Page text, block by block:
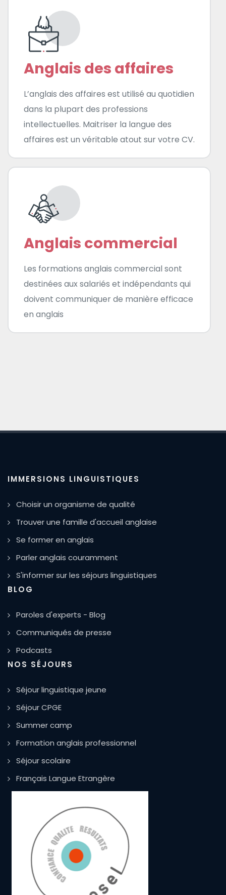
Anglais des affaires
L’anglais des affaires est utilisé au quotidien
dans la plupart des professions
intellectuelles. Maitriser la langue des
affaires est un véritable atout sur votre CV.
Anglais commercial
Les formations anglais commercial sont
destinées aux salariés et indépendants qui
doivent communiquer de manière efficace
en anglais
IMMERSIONS LINGUISTIQUES
Choisir un organisme de qualité
Trouver une famille d'accueil anglaise
Se former en anglais
Parler anglais couramment
S'informer sur les séjours linguistiques
BLOG
Paroles d'experts - Blog
Communiqués de presse
Podcasts
NOS SÉJOURS
Séjour linguistique jeune
Séjour CPGE
Summer camp
Formation anglais professionnel
Séjour scolaire
Français Langue Etrangère